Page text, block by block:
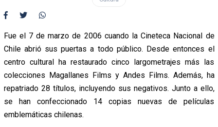
Fue el 7 de marzo de 2006 cuando la Cineteca Nacional de
Chile abrió sus puertas a todo público. Desde entonces el
centro cultural ha restaurado cinco largometrajes más las
colecciones Magallanes Films y Andes Films. Además, ha
repatriado 28 títulos, incluyendo sus negativos. Junto a ello,
se han confeccionado 14 copias nuevas de películas
emblemáticas chilenas.